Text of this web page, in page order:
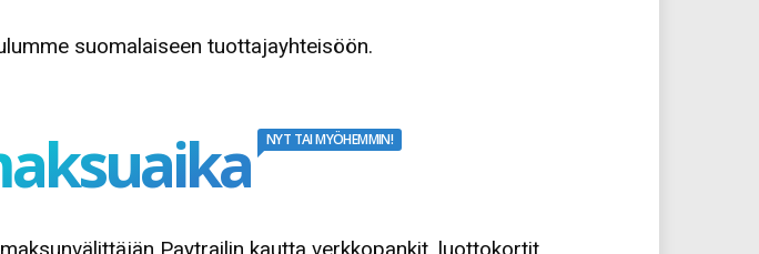
suomalaiseen tuottajayhteisöön.
NYT TAI MYÖHEMMIN!